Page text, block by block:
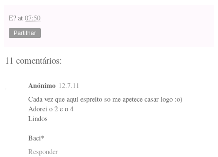
E? at 07:50
Partilhar
11 comentários:
Anónimo 12.7.11
Cada vez que aqui espreito so me apetece casar logo :o)
Adorei o 2 e o 4
Lindos
Baci*
Responder